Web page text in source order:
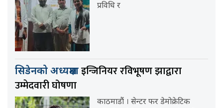
प्रविधि र
सिडेनको अध्यक्षमाइन्जिनियर रविभूषण झाद्वारा
उम्मेदवारी घोषणा
काठमाडौं । सेन्टर फर डेमोक्रेटिक